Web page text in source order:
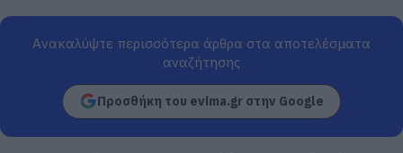
Ανακαλύψτε περισσότερα άρθρα στα αποτελέσματα
αναζήτησης
Προσθήκη του evima.gr στην Google